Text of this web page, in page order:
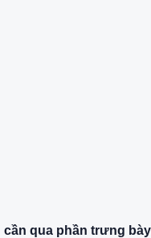
cần qua phần trưng bày